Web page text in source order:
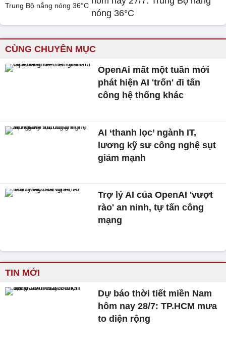
nóng 36°C
CÙNG CHUYÊN MỤC
OpenAi mất một tuần mới
phát hiện AI 'trốn' đi tấn
công hệ thống khác
AI ‘thanh lọc’ ngành IT,
lương kỹ sư công nghệ sụt
giảm mạnh
Trợ lý AI của OpenAI 'vượt
rào' an ninh, tự tấn công
mạng
TIN MỚI
Dự báo thời tiết miền Nam
hôm nay 28/7: TP.HCM mưa
to diện rộng